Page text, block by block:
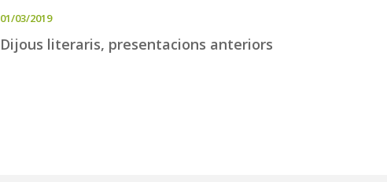
01/03/2019
Dijous literaris, presentacions anteriors